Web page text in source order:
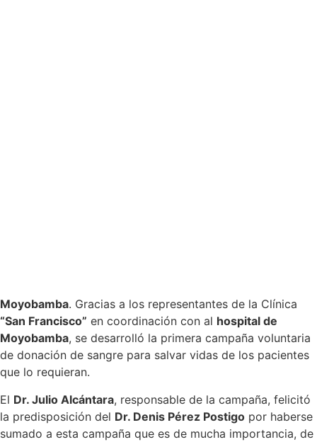
Moyobamba. Gracias a los representantes de la Clínica
“San Francisco” en coordinación con al hospital de
Moyobamba, se desarrolló la primera campaña voluntaria
de donación de sangre para salvar vidas de los pacientes
que lo requieran.
El Dr. Julio Alcántara, responsable de la campaña, felicitó
la predisposición del Dr. Denis Pérez Postigo por haberse
sumado a esta campaña que es de mucha importancia, de